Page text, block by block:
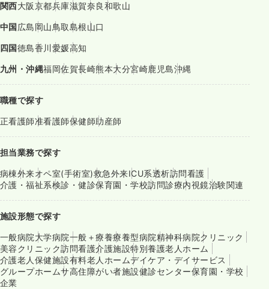
関西大阪京都兵庫滋賀奈良和歌山
中国広島岡山鳥取島根山口
四国徳島香川愛媛高知
九州・沖縄福岡佐賀長崎熊本大分宮崎鹿児島沖縄
職種で探す
正看護師准看護師保健師助産師
担当業務で探す
病棟外来オペ室(手術室)救急外来ICU系透析訪問看護
介護・福祉系検診・健診保育園・学校訪問診療内視鏡治験関連
施設形態で探す
一般病院大学病院一般＋療養療養型病院精神科病院クリニック
美容クリニック訪問看護介護施設特別養護老人ホーム
介護老人保健施設有料老人ホームデイケア・デイサービス
グループホームサ高住障がい者施設健診センター保育園・学校
企業